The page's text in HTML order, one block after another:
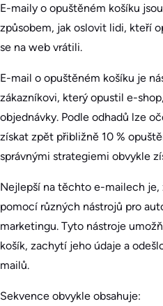
E-maily o opuštěném košíku
způsobem, jak oslovit lidi, kteří
se na web vrátili.
E-mail o opuštěném košíku je
zákazníkovi, který opustil e-
objednávky. Podle odhadů lze
získat zpět přibližně 10 %
správnými strategiemi obvykle
Nejlepší na těchto e-mailech
pomocí různých nástrojů pro
marketingu. Tyto nástroje
košík, zachytí jeho údaje a
mailů.
Sekvence obvykle obsahuje: